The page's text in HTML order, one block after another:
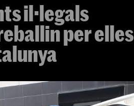
il·legals
per elles